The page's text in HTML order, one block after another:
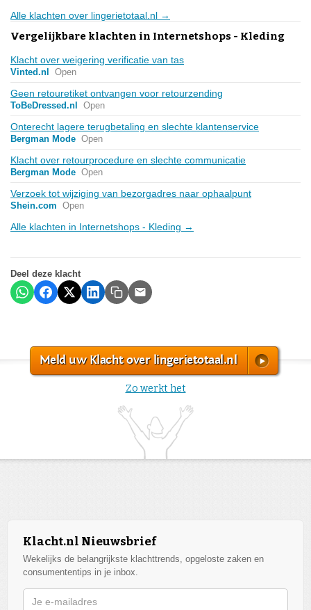
Alle klachten over lingerietotaal.nl →
Vergelijkbare klachten in Internetshops - Kleding
Klacht over weigering verificatie van tas
Vinted.nl Open
Geen retouretiket ontvangen voor retourzending
ToBeDressed.nl Open
Onterecht lagere terugbetaling en slechte klantenservice
Bergman Mode Open
Klacht over retourprocedure en slechte communicatie
Bergman Mode Open
Verzoek tot wijziging van bezorgadres naar ophaalpunt
Shein.com Open
Alle klachten in Internetshops - Kleding →
Deel deze klacht
Meld uw Klacht over lingerietotaal.nl
Zo werkt het
Klacht.nl Nieuwsbrief
Wekelijks de belangrijkste klachttrends, opgeloste zaken en
consumententips in je inbox.